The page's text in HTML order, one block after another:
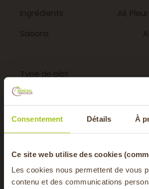
Consentement Détails À
Ce site web utilise des cookies
Les cookies nous permettent de vous
contenu et des communications
Ingrédients
Ail,
Saisons
Type de plat
Régime
alimentaire
Vous aimerez
-20%